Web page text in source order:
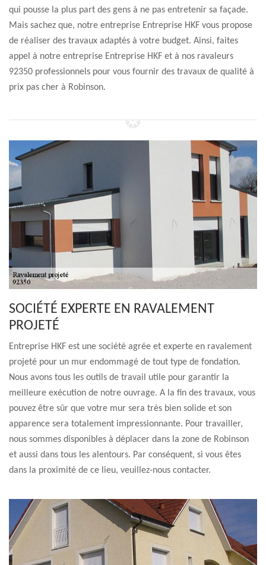
qui pousse la plus part des gens à ne pas entretenir sa façade.
Mais sachez que, notre entreprise Entreprise HKF vous propose
de réaliser des travaux adaptés à votre budget. Ainsi, faites
appel à notre entreprise Entreprise HKF et à nos ravaleurs
92350 professionnels pour vous fournir des travaux de qualité à
prix pas cher à Robinson.
SOCIÉTÉ EXPERTE EN RAVALEMENT
PROJETÉ
Entreprise HKF est une société agrée et experte en ravalement
projeté pour un mur endommagé de tout type de fondation.
Nous avons tous les outils de travail utile pour garantir la
meilleure exécution de notre ouvrage. A la fin des travaux, vous
pouvez être sûr que votre mur sera très bien solide et son
apparence sera totalement impressionnante. Pour travailler,
nous sommes disponibles à déplacer dans la zone de Robinson
et aussi dans tous les alentours. Par conséquent, si vous êtes
dans la proximité de ce lieu, veuillez-nous contacter.